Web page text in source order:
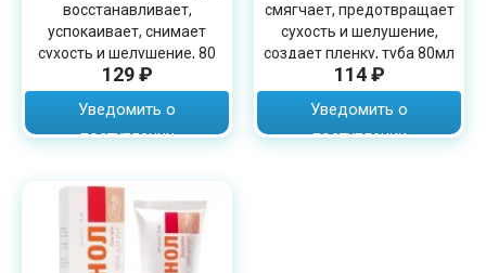
восстанавливает,
успокаивает, снимает
сухость и шелушение, 80
мл
129 ₽
Уведомить о
поступлении
смягчает, предотвращает
сухость и шелушение,
создает пленку, туба 80мл
114 ₽
Уведомить о
поступлении